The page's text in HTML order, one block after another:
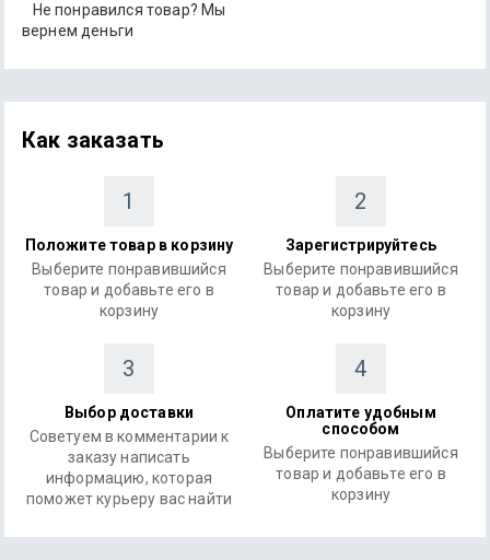
Не понравился товар? Мы
вернем деньги
Как заказать
1
Положите товар в корзину
Выберите понравившийся
товар и добавьте его в
корзину
2
Зарегистрируйтесь
Выберите понравившийся
товар и добавьте его в
корзину
3
Выбор доставки
Советуем в комментарии к
заказу написать
информацию, которая
поможет курьеру вас найти
4
Оплатите удобным
способом
Выберите понравившийся
товар и добавьте его в
корзину